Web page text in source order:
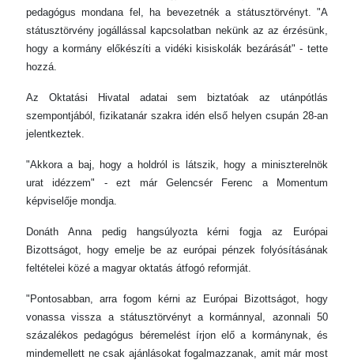
pedagógus mondana fel, ha bevezetnék a státusztörvényt. "A
státusztörvény jogállással kapcsolatban nekünk az az érzésünk,
hogy a kormány előkészíti a vidéki kisiskolák bezárását" - tette
hozzá.
Az Oktatási Hivatal adatai sem biztatóak az utánpótlás
szempontjából, fizikatanár szakra idén első helyen csupán 28-an
jelentkeztek.
"Akkora a baj, hogy a holdról is látszik, hogy a miniszterelnök
urat idézzem" - ezt már Gelencsér Ferenc a Momentum
képviselője mondja.
Donáth Anna pedig hangsúlyozta kérni fogja az Európai
Bizottságot, hogy emelje be az európai pénzek folyósításának
feltételei közé a magyar oktatás átfogó reformját.
"Pontosabban, arra fogom kérni az Európai Bizottságot, hogy
vonassa vissza a státusztörvényt a kormánnyal, azonnali 50
százalékos pedagógus béremelést írjon elő a kormánynak, és
mindemellett ne csak ajánlásokat fogalmazzanak, amit már most